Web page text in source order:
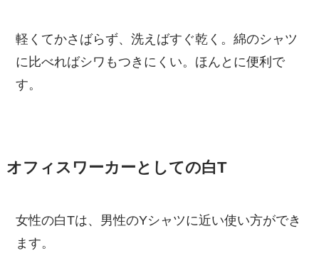
軽くてかさばらず、洗えばすぐ乾く。綿のシャツ
に比べればシワもつきにくい。ほんとに便利で
す。
オフィスワーカーとしての白T
女性の白Tは、男性のYシャツに近い使い方ができ
ます。